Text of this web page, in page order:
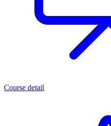
Course detail